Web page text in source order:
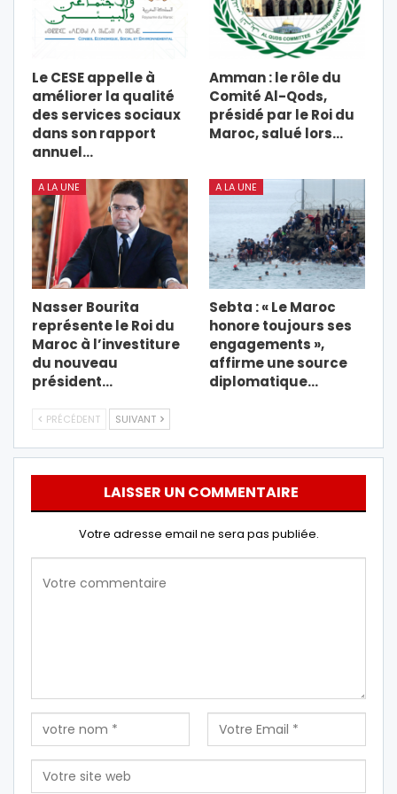
Le CESE appelle à
améliorer la qualité
des services sociaux
dans son rapport
annuel…
Amman : le rôle du
Comité Al-Qods,
présidé par le Roi du
Maroc, salué lors…
A LA UNE
Nasser Bourita
représente le Roi du
Maroc à l’investiture
du nouveau
président…
A LA UNE
Sebta : « Le Maroc
honore toujours ses
engagements »,
affirme une source
diplomatique…
PRÉCÉDENT SUIVANT
LAISSER UN COMMENTAIRE
Votre adresse email ne sera pas publiée.